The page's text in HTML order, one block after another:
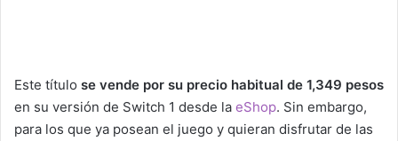
Este título se vende por su precio habitual de 1,349 pesos
en su versión de Switch 1 desde la eShop. Sin embargo,
para los que ya posean el juego y quieran disfrutar de las